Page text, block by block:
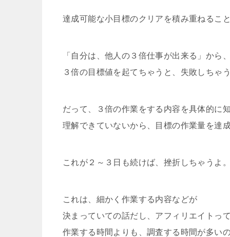
達成可能な小目標のクリアを積み重ねること
「自分は、他人の３倍仕事が出来る」から、
３倍の目標値を起てちゃうと、失敗しちゃう
だって、３倍の作業をする内容を具体的に
理解できていないから、目標の作業量を達成
これが２～３日も続けば、挫折しちゃうよ。
これは、細かく作業する内容などが
決まっていての話だし、アフィリエイトって
作業する時間よりも、調査する時間が多いの